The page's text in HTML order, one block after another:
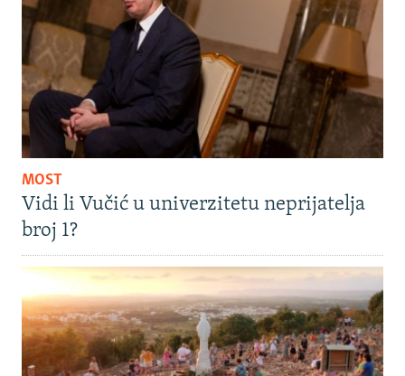
MOST
Vidi li Vučić u univerzitetu neprijatelja
broj 1?